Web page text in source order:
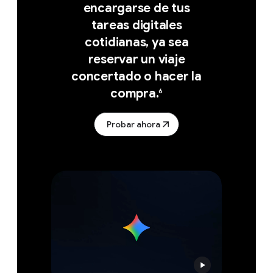
encargarse de tus
tareas digitales
cotidianas, ya sea
reservar un viaje
concertado o hacer la
compra.6
Probar ahora